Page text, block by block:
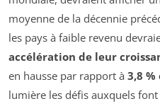
moyenne de la décennie
les pays à faible revenu
accélération de leur
en hausse par rapport à 3,8 %
lumière les défis auxquels